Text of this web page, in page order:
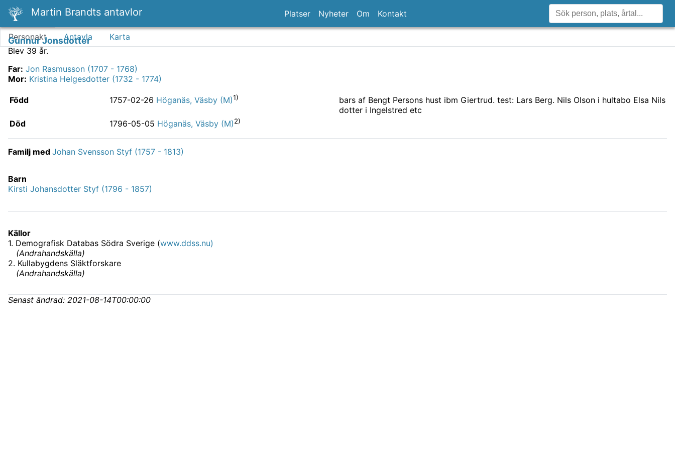
Martin Brandts antavlor Platser Nyheter Om Kontakt
Personakt Antavla Karta
Gunnur Jonsdotter
Blev 39 år.
Far: Jon Rasmusson (1707 - 1768)
Mor: Kristina Helgesdotter (1732 - 1774)
Född 1757-02-26 Höganäs, Väsby (M)1)
bars af Bengt Persons hust ibm Giertrud. test: Lars Berg. Nils Olson i hultabo Elsa Nils
dotter i Ingelstred etc
Död
1796-05-05 Höganäs, Väsby (M)2)
Familj med Johan Svensson Styf (1757 - 1813)
Barn
Kirsti Johansdotter Styf (1796 - 1857)
Källor
1. Demografisk Databas Södra Sverige (www.ddss.nu)
(Andrahandskälla)
2. Kullabygdens Släktforskare
(Andrahandskälla)
Senast ändrad: 2021-08-14T00:00:00